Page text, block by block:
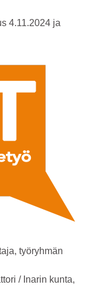
4.11.2024 ja
työryhmän
/ Inarin kunta,